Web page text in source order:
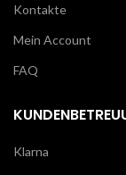
Kontakte
Mein Account
FAQ
Klarna